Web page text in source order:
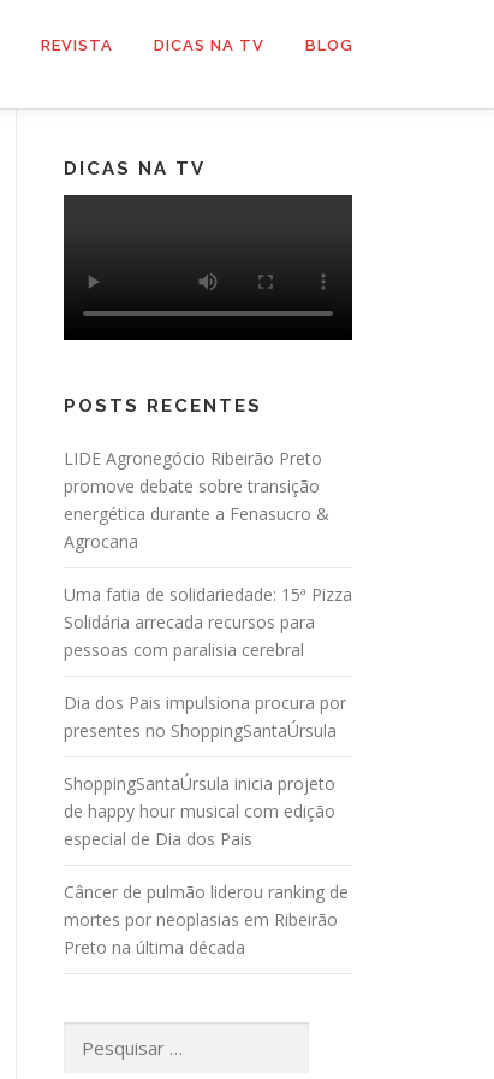
REVISTA DICAS NA TV BLOG
DICAS NA TV
POSTS RECENTES
LIDE Agronegócio Ribeirão Preto
promove debate sobre transição
energética durante a Fenasucro &
Agrocana
Uma fatia de solidariedade: 15ª Pizza
Solidária arrecada recursos para
pessoas com paralisia cerebral
Dia dos Pais impulsiona procura por
presentes no ShoppingSantaÚrsula
ShoppingSantaÚrsula inicia projeto
de happy hour musical com edição
especial de Dia dos Pais
Câncer de pulmão liderou ranking de
mortes por neoplasias em Ribeirão
Preto na última década
por: